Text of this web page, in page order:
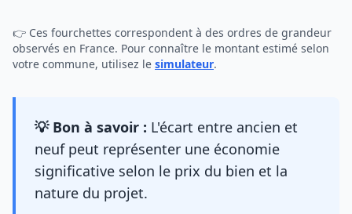
👉 Ces fourchettes correspondent à des ordres de grandeur
observés en France. Pour connaître le montant estimé selon
votre commune, utilisez le simulateur.
💡 Bon à savoir : L'écart entre ancien et
neuf peut représenter une économie
significative selon le prix du bien et la
nature du projet.